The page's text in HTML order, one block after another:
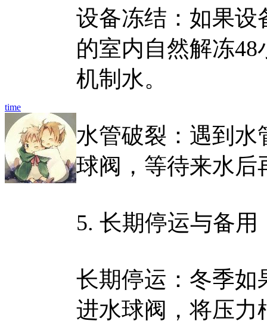
time
设备冻结：如果设
的室内自然解冻
机制水。
水管破裂：遇到水
球阀，等待来水后
5. 长期停运与备用
长期停运：冬季如
进水球阀，将压力